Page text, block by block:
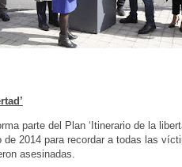
parte del Plan ‘Itinerario de la
de 2014 para recordar a todas las
asesinadas.